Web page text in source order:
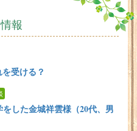
報
受ける？
をした金城祥雲様（20代、男